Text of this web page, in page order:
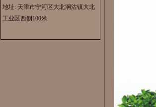
地址: 天津市宁河区大北涧沽镇大北
工业区西侧100米